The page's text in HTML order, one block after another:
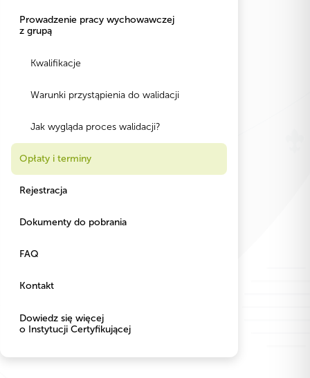
Prowadzenie pracy wychowawczej
z grupą
Kwalifikacje
Warunki przystąpienia do walidacji
Jak wygląda proces walidacji?
Opłaty i terminy
Rejestracja
Dokumenty do pobrania
FAQ
Kontakt
Dowiedz się więcej
o Instytucji Certyfikującej